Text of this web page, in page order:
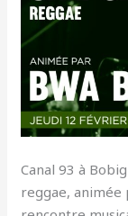
Canal 93 à
reggae, animée